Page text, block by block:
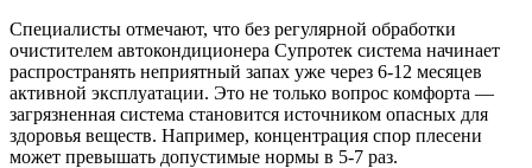
Специалисты отмечают, что без регулярной обработки
очистителем автокондиционера Супротек система начинает
распространять неприятный запах уже через 6-12 месяцев
активной эксплуатации. Это не только вопрос комфорта —
загрязненная система становится источником опасных для
здоровья веществ. Например, концентрация спор плесени
может превышать допустимые нормы в 5-7 раз.